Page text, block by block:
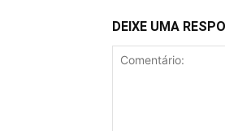
DEIXE UMA